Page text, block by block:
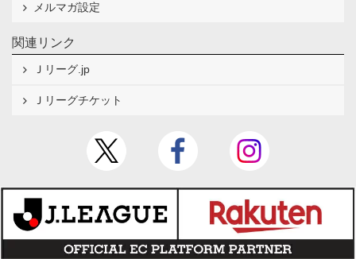
メルマガ設定
関連リンク
Ｊリーグ.jp
Ｊリーグチケット